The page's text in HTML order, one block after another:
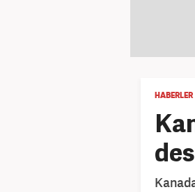
HABERLER